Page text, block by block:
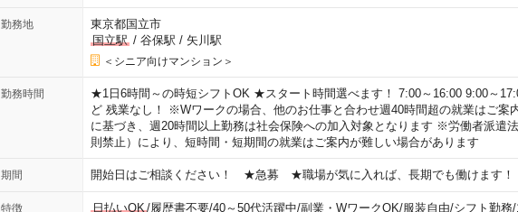
勤務地
東京都国立市
国立駅/ 谷保駅 / 矢川駅
＜シニア向けマンション＞
勤務時間
★1日6時間～の時短シフトOK ★スタート時間選べます！ 7:00～16:00 9:00～
ど 残業なし！ ※Wワークの場合、他のお仕事と合わせ週40時間超の就業はご案
に基づき、週20時間以上勤務は社会保険への加入対象となります ※労働者派遣
則禁止）により、短時間・短期間の就業はご案内が難しい場合があります
期間 開始日はご相談ください！ ★急募 ★職場が気に入れば、長期でも働けます！
特徴 日払いOK/履歴書不要/40～50代活躍中/副業・WワークOK/服装自由/シフト勤務/